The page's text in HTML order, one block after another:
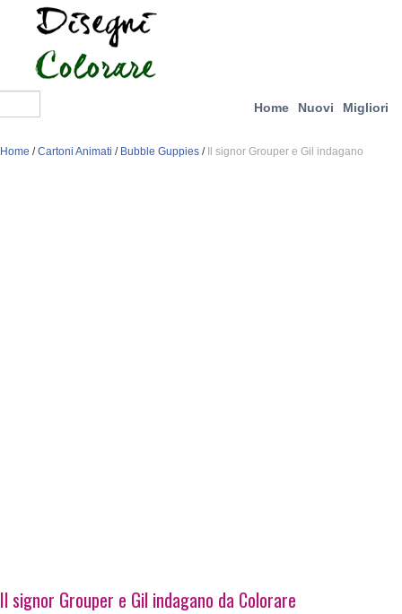
Home Nuovi Migliori
Home /Cartoni Animati / Bubble Guppies / Il signor Grouper e Gil indagano
Il signor Grouper e Gil indagano da Colorare